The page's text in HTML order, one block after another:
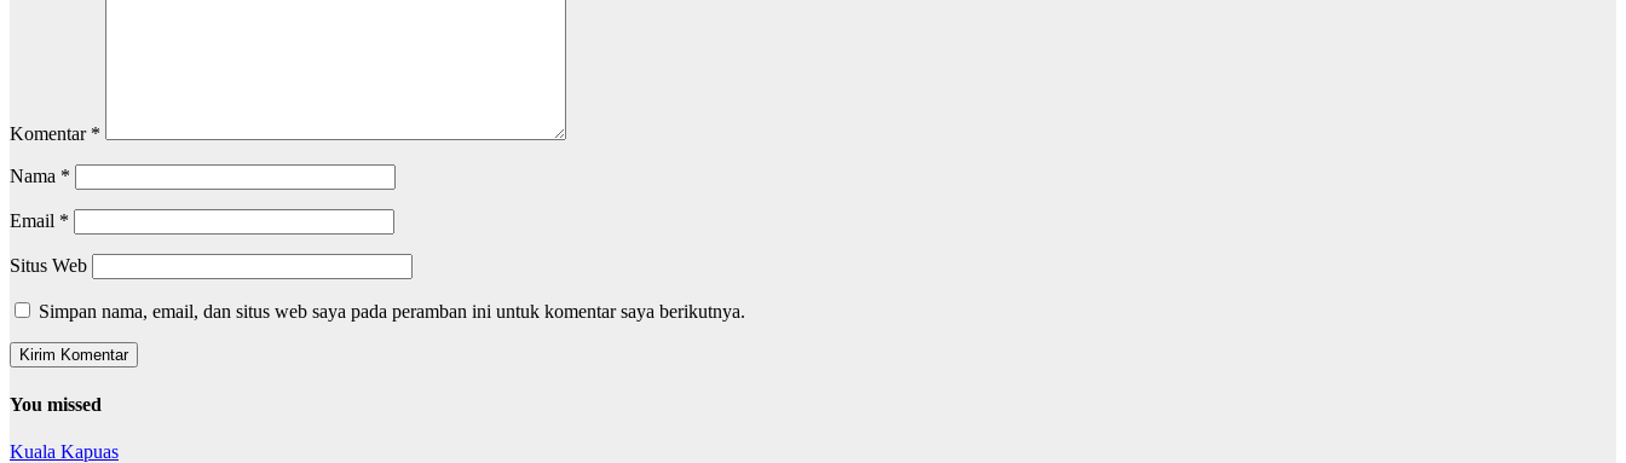
Komentar *
Nama *
Email *
Situs Web
Simpan nama, email, dan situs web saya pada peramban ini untuk komentar saya berikutnya.
You missed
Kuala Kapuas